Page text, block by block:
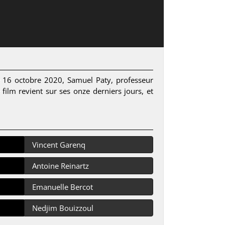
octobre 2020, Samuel Paty, professeur
film revient sur ses onze derniers jours, et
Vincent Garenq
Antoine Reinartz
Emanuelle Bercot
Nedjim Bouizzoul